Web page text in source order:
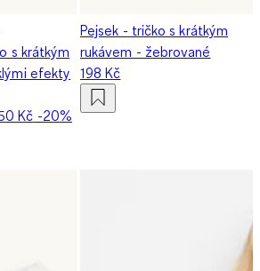
s krátkým
efekty
Kč -20%
Pejsek - tričko s krátkým
rukávem - žebrované
198 Kč